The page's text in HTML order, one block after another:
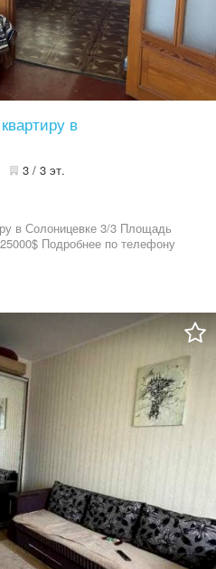
в
3 / 3 эт.
в Солоницевке 3/3 Площадь
Подробнее по телефону